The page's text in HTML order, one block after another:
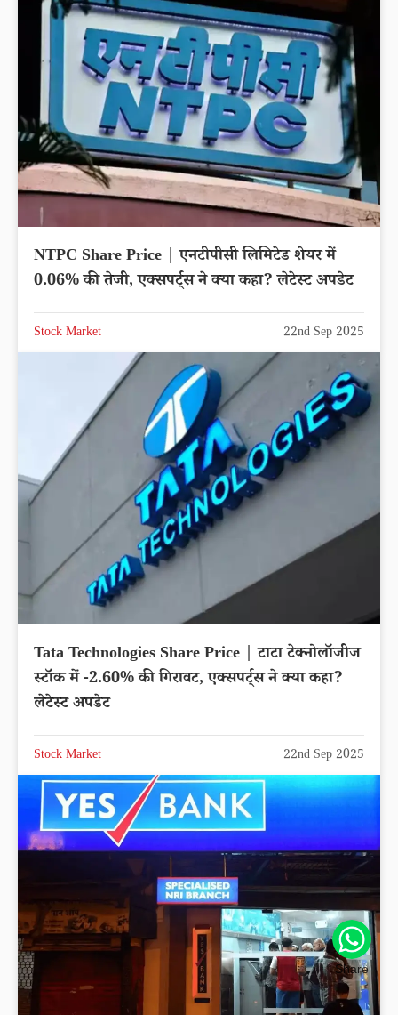
NTPC Share Price | एनटीपीसी लिमिटेड शेयर में
0.06% की तेजी, एक्सपर्ट्स ने क्या कहा? लेटेस्ट अपडेट
Stock Market 22nd Sep 2025
Tata Technologies Share Price | टाटा टेक्नोलॉजीज
स्टॉक में -2.60% की गिरावट, एक्सपर्ट्स ने क्या कहा?
लेटेस्ट अपडेट
Stock Market 22nd Sep 2025
Share